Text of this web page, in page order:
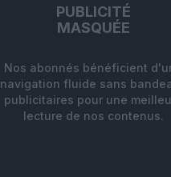
PUBLICITÉ
MASQUÉE
Nos abonnés bénéficient
navigation fluide sans
publicitaires pour une
lecture de nos contenus.